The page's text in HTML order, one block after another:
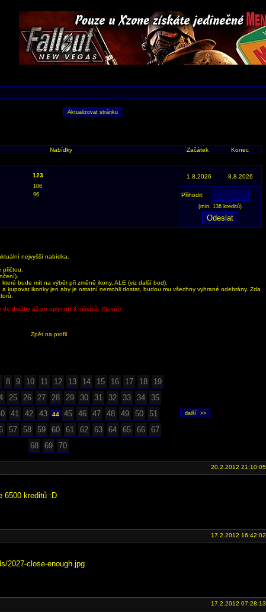
Nabídky Začátek Konec
123
106
96
1.8.2026 8.8.2026
Přihodit:
(min. 136 kreditů)
nejvyšší nabídka.
bude mít na výběr při změně ikony, ALE (viz další bod).
kupovat ikonky jen aby je ostatní nemohli dostat, budou mu všechny vyhrané odebrány. Zda
dražby až po uplynutí 3 měsíců. (Nové!)
Zpět na profil
8 9 10 11 12 13 14 15 16 17 18
19
25 26 27 28 29 30 31 32 33 34
35
41 42 43 44 45 46 47 48 49 50
51
57 58 59 60 61 62 63 64 65 66
67
68
69 70
20.2.2012 21:10:05
6500 kreditů :D
17.2.2012 16:42:02
2027-close-enough.jpg
17.2.2012 07:28:13